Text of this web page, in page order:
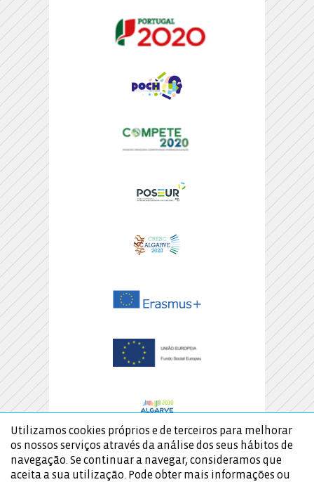
Utilizamos cookies próprios e de terceiros para melhorar
os nossos serviços através da análise dos seus hábitos de
navegação. Se continuar a navegar, consideramos que
aceita a sua utilização. Pode obter mais informações ou